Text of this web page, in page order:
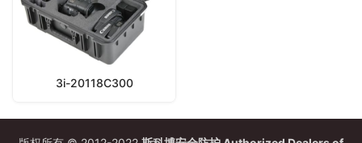
3i-20118C300